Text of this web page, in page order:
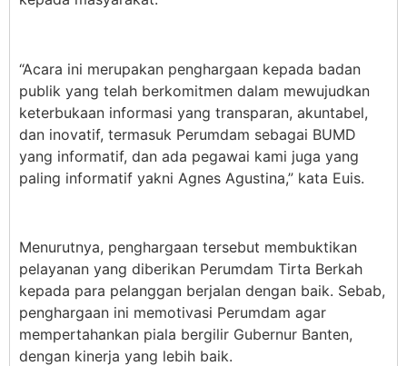
“Acara ini merupakan penghargaan kepada badan
publik yang telah berkomitmen dalam mewujudkan
keterbukaan informasi yang transparan, akuntabel,
dan inovatif, termasuk Perumdam sebagai BUMD
yang informatif, dan ada pegawai kami juga yang
paling informatif yakni Agnes Agustina,” kata Euis.
Menurutnya, penghargaan tersebut membuktikan
pelayanan yang diberikan Perumdam Tirta Berkah
kepada para pelanggan berjalan dengan baik. Sebab,
penghargaan ini memotivasi Perumdam agar
mempertahankan piala bergilir Gubernur Banten,
dengan kinerja yang lebih baik.